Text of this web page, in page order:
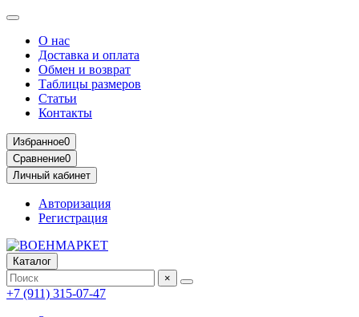
О нас
Доставка и оплата
Обмен и возврат
Таблицы размеров
Статьи
Контакты
Избранное0
Сравнение0
Личный кабинет
Авторизация
Регистрация
Каталог
×
+7 (911) 315-07-47